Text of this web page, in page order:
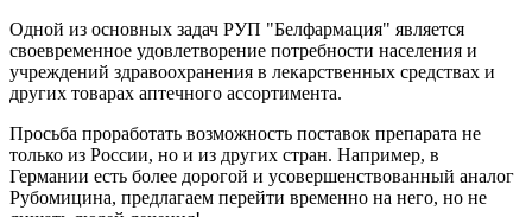
Одной из основных задач РУП "Белфармация" является
своевременное удовлетворение потребности населения и
учреждений здравоохранения в лекарственных средствах и
других товарах аптечного ассортимента.
Просьба проработать возможность поставок препарата не
только из России, но и из других стран. Например, в
Германии есть более дорогой и усовершенствованный аналог
Рубомицина, предлагаем перейти временно на него, но не